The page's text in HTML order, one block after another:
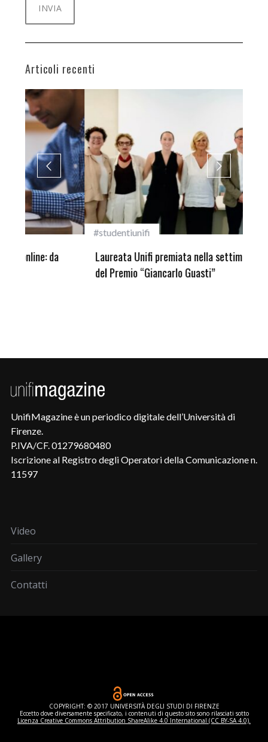
Articoli recenti
#studentiunifi
Laureata Unifi premiata nella settima edizione
del Premio “Giancarlo Guasti”
UnifiMagazine è un periodico digitale dell’Università di
Firenze.
P.IVA/CF. 01279680480
Iscrizione al Registro degli Operatori della Comunicazione n.
11597
Video
Gallery
Contatti
COPYRIGHT: © 2017 UNIVERSITÀ DEGLI STUDI DI FIRENZE
Eccetto dove diversamente specificato, i contenuti di questo sito sono rilasciati sotto
Licenza Creative Commons Attribution ShareAlike 4.0 International (CC BY-SA 4.0).